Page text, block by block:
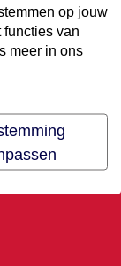
op jouw
functies van
meer in ons